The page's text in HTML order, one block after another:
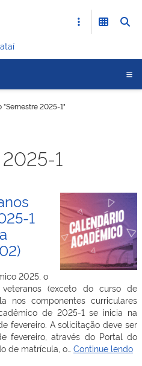
2025-1"
1
1
2025, o
(exceto do curso de
nos componentes curriculares
de 2025-1 se inicia na
fevereiro. A solicitação deve ser
fevereiro, através do Portal do
de matrícula, o… Continue lendo